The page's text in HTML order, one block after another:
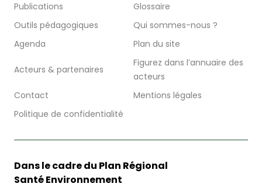
Publications
Glossaire
Outils pédagogiques
Qui sommes-nous ?
Agenda
Plan du site
Acteurs & partenaires
Figurez dans l’annuaire des
acteurs
Contact
Mentions légales
Politique de confidentialité
Dans le cadre du Plan Régional
Santé Environnement